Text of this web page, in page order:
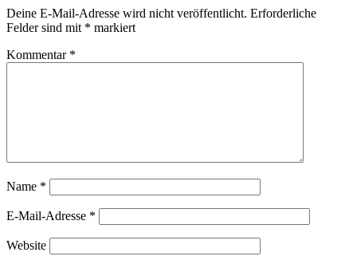
Deine E-Mail-Adresse wird nicht veröffentlicht. Erforderliche
Felder sind mit * markiert
Kommentar *
Name *
E-Mail-Adresse *
Website